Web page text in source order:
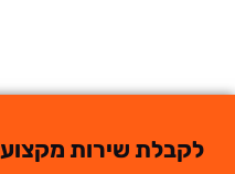
לקבלת שירות